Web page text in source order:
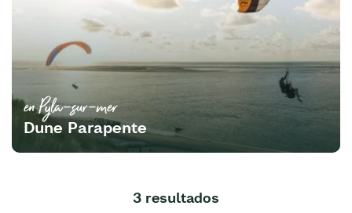
en Pyla-sur-mer
Dune Parapente
3 resultados